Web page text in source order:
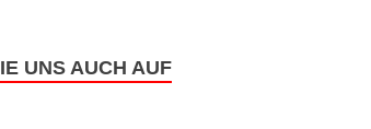
UNS AUCH AUF